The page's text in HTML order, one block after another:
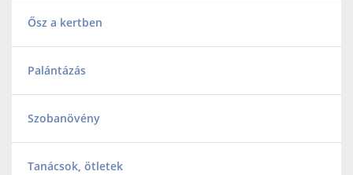
Ősz a kertben
Palántázás
Szobanövény
Tanácsok, ötletek